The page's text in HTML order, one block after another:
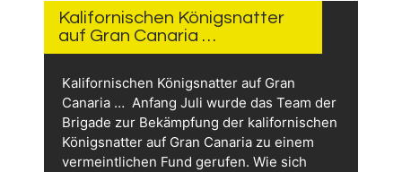
2026
Kalifornischen Königsnatter
auf Gran Canaria …
Kalifornischen Königsnatter auf Gran
Canaria … Anfang Juli wurde das Team der
Brigade zur Bekämpfung der kalifornischen
Königsnatter auf Gran Canaria zu einem
vermeintlichen Fund gerufen. Wie sich